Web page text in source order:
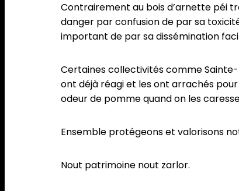
Contrairement au bois d’arnette péi
danger par confusion de par sa
important de par sa dissémination
Certaines collectivités comme
ont déjà réagi et les ont arrachés
odeur de pomme quand on les
Ensemble protégeons et valorisons
Nout patrimoine nout zarlor.